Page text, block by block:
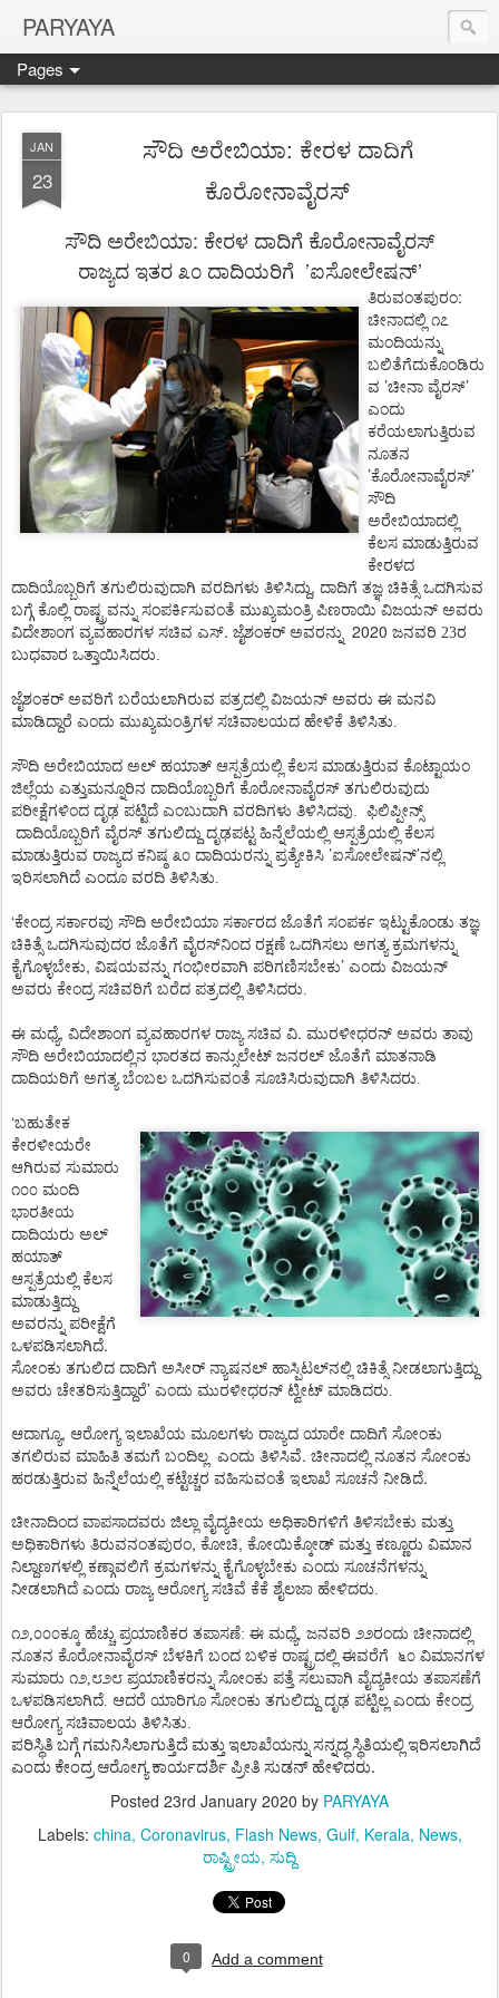
PARYAYA
Pages
JAN
23
ಸೌದಿ ಅರೇಬಿಯಾ: ಕೇರಳ ದಾದಿಗೆ
ಕೊರೋನಾವೈರಸ್
ಸೌದಿ ಅರೇಬಿಯಾ: ಕೇರಳ ದಾದಿಗೆ ಕೊರೋನಾವೈರಸ್
ರಾಜ್ಯದ ಇತರ ೩೦ ದಾದಿಯರಿಗೆ ’ಐಸೋಲೇಷನ್’
ತಿರುವಂತಪುರಂ:
ಚೀನಾದಲ್ಲಿ ೧೭
ಮಂದಿಯನ್ನು
ಬಲಿತೆಗೆದುಕೊಂಡಿರು
ವ ’ಚೀನಾ ವೈರಸ್’
ಎಂದು
ಕರೆಯಲಾಗುತ್ತಿರುವ
ನೂತನ
’ಕೊರೋನಾವೈರಸ್’
ಸೌದಿ
ಅರೇಬಿಯಾದಲ್ಲಿ
ಕೆಲಸ ಮಾಡುತ್ತಿರುವ
ಕೇರಳದ
ದಾದಿಯೊಬ್ಬರಿಗೆ ತಗುಲಿರುವುದಾಗಿ ವರದಿಗಳು ತಿಳಿಸಿದ್ದು, ದಾದಿಗೆ ತಜ್ಞ ಚಿಕಿತ್ಸೆ ಒದಗಿಸುವ
ಬಗ್ಗೆ ಕೊಲ್ಲಿ ರಾಷ್ಟ್ರವನ್ನು ಸಂಪರ್ಕಿಸುವಂತೆ ಮುಖ್ಯಮಂತ್ರಿ ಪಿಣರಾಯಿ ವಿಜಯನ್ ಅವರು
ವಿದೇಶಾಂಗ ವ್ಯವಹಾರಗಳ ಸಚಿವ ಎಸ್. ಜೈಶಂಕರ್ ಅವರನ್ನು 2020 ಜನವರಿ 23ರ
ಬುಧವಾರ ಒತ್ತಾಯಿಸಿದರು.
ಜೈಶಂಕರ್ ಅವರಿಗೆ ಬರೆಯಲಾಗಿರುವ ಪತ್ರದಲ್ಲಿ ವಿಜಯನ್ ಅವರು ಈ ಮನವಿ
ಮಾಡಿದ್ದಾರೆ ಎಂದು ಮುಖ್ಯಮಂತ್ರಿಗಳ ಸಚಿವಾಲಯದ ಹೇಳಿಕೆ ತಿಳಿಸಿತು.
ಸೌದಿ ಅರೇಬಿಯಾದ ಅಲ್ ಹಯಾತ್ ಆಸ್ಪತ್ರೆಯಲ್ಲಿ ಕೆಲಸ ಮಾಡುತ್ತಿರುವ ಕೊಟ್ಟಾಯಂ
ಜಿಲ್ಲೆಯ ಎತ್ತುಮನ್ನೂರಿನ ದಾದಿಯೊಬ್ಬರಿಗೆ ಕೊರೋನಾವೈರಸ್ ತಗುಲಿರುವುದು
ಪರೀಕ್ಷೆಗಳಿಂದ ದೃಢ ಪಟ್ಟಿದೆ ಎಂಬುದಾಗಿ ವರದಿಗಳು ತಿಳಿಸಿದವು. ಫಿಲಿಪ್ಪೀನ್ಸ್
ದಾದಿಯೊಬ್ಬರಿಗೆ ವೈರಸ್ ತಗುಲಿದ್ದು ದೃಢಪಟ್ಟ ಹಿನ್ನೆಲೆಯಲ್ಲಿ ಆಸ್ಪತ್ರೆಯಲ್ಲಿ ಕೆಲಸ
ಮಾಡುತ್ತಿರುವ ರಾಜ್ಯದ ಕನಿಷ್ಠ ೩೦ ದಾದಿಯರನ್ನು ಪ್ರತ್ಯೇಕಿಸಿ ’ಐಸೋಲೇಷನ್’ನಲ್ಲಿ
ಇರಿಸಲಾಗಿದೆ ಎಂದೂ ವರದಿ ತಿಳಿಸಿತು.
‘ಕೇಂದ್ರ ಸರ್ಕಾರವು ಸೌದಿ ಅರೇಬಿಯಾ ಸರ್ಕಾರದ ಜೊತೆಗೆ ಸಂಪರ್ಕ ಇಟ್ಟುಕೊಂಡು ತಜ್ಞ
ಚಿಕಿತ್ಸೆ ಒದಗಿಸುವುದರ ಜೊತೆಗೆ ವೈರಸ್ನಿಂದ ರಕ್ಷಣೆ ಒದಗಿಸಲು ಅಗತ್ಯ ಕ್ರಮಗಳನ್ನು
ಕೈಗೊಳ್ಳಬೇಕು, ವಿಷಯವನ್ನು ಗಂಭೀರವಾಗಿ ಪರಿಗಣಿಸಬೇಕು’ ಎಂದು ವಿಜಯನ್
ಅವರು ಕೇಂದ್ರ ಸಚಿವರಿಗೆ ಬರೆದ ಪತ್ರದಲ್ಲಿ ತಿಳಿಸಿದರು.
ಈ ಮಧ್ಯೆ, ವಿದೇಶಾಂಗ ವ್ಯವಹಾರಗಳ ರಾಜ್ಯ ಸಚಿವ ವಿ. ಮುರಳೀಧರನ್ ಅವರು ತಾವು
ಸೌದಿ ಅರೇಬಿಯಾದಲ್ಲಿನ ಭಾರತದ ಕಾನ್ಸುಲೇಟ್ ಜನರಲ್ ಜೊತೆಗೆ ಮಾತನಾಡಿ
ದಾದಿಯರಿಗೆ ಅಗತ್ಯ ಬೆಂಬಲ ಒದಗಿಸುವಂತೆ ಸೂಚಿಸಿರುವುದಾಗಿ ತಿಳಿಸಿದರು.
‘ಬಹುತೇಕ
ಕೇರಳೀಯರೇ
ಆಗಿರುವ ಸುಮಾರು
೧೦೦ ಮಂದಿ
ಭಾರತೀಯ
ದಾದಿಯರು ಅಲ್
ಹಯಾತ್
ಆಸ್ಪತ್ರೆಯಲ್ಲಿ ಕೆಲಸ
ಮಾಡುತ್ತಿದ್ದು
ಅವರನ್ನು ಪರೀಕ್ಷೆಗೆ
ಒಳಪಡಿಸಲಾಗಿದೆ.
ಸೋಂಕು ತಗುಲಿದ ದಾದಿಗೆ ಅಸೀರ್ ನ್ಯಾಷನಲ್ ಹಾಸ್ಪಿಟಲ್ನಲ್ಲಿ ಚಿಕಿತ್ಸೆ ನೀಡಲಾಗುತ್ತಿದ್ದು
ಅವರು ಚೇತರಿಸುತ್ತಿದ್ದಾರೆ’ ಎಂದು ಮುರಳೀಧರನ್ ಟ್ವೀಟ್ ಮಾಡಿದರು.
ಆದಾಗ್ಯೂ, ಆರೋಗ್ಯ ಇಲಾಖೆಯ ಮೂಲಗಳು ರಾಜ್ಯದ ಯಾರೇ ದಾದಿಗೆ ಸೋಂಕು
ತಗಲಿರುವ ಮಾಹಿತಿ ತಮಗೆ ಬಂದಿಲ್ಲ ಎಂದು ತಿಳಿಸಿವೆ. ಚೀನಾದಲ್ಲಿ ನೂತನ ಸೋಂಕು
ಹರಡುತ್ತಿರುವ ಹಿನ್ನೆಲೆಯಲ್ಲಿ ಕಟ್ಟೆಚ್ಚರ ವಹಿಸುವಂತೆ ಇಲಾಖೆ ಸೂಚನೆ ನೀಡಿದೆ.
ಚೀನಾದಿಂದ ವಾಪಸಾದವರು ಜಿಲ್ಲಾ ವೈದ್ಯಕೀಯ ಅಧಿಕಾರಿಗಳಿಗೆ ತಿಳಿಸಬೇಕು ಮತ್ತು
ಅಧಿಕಾರಿಗಳು ತಿರುವನಂತಪುರಂ, ಕೋಚಿ, ಕೋಯಿಕ್ಕೋಡ್ ಮತ್ತು ಕಣ್ಣೂರು ವಿಮಾನ
ನಿಲ್ದಾಣಗಳಲ್ಲಿ ಕಣ್ಗಾವಲಿಗೆ ಕ್ರಮಗಳನ್ನು ಕೈಗೊಳ್ಳಬೇಕು ಎಂದು ಸೂಚನೆಗಳನ್ನು
ನೀಡಲಾಗಿದೆ ಎಂದು ರಾಜ್ಯ ಆರೋಗ್ಯ ಸಚಿವೆ ಕೆಕೆ ಶೈಲಜಾ ಹೇಳಿದರು.
೧೨,೦೦೦ಕ್ಕೂ ಹೆಚ್ಚು ಪ್ರಯಾಣಿಕರ ತಪಾಸಣೆ: ಈ ಮಧ್ಯೆ, ಜನವರಿ ೨೨ರಂದು ಚೀನಾದಲ್ಲಿ
ನೂತನ ಕೊರೋನಾವೈರಸ್ ಬೆಳಕಿಗೆ ಬಂದ ಬಳಿಕ ರಾಷ್ಟ್ರದಲ್ಲಿ ಈವರೆಗೆ ೬೦ ವಿಮಾನಗಳ
ಸುಮಾರು ೧೨,೮೨೮ ಪ್ರಯಾಣಿಕರನ್ನು ಸೋಂಕು ಪತ್ತೆ ಸಲುವಾಗಿ ವೈದ್ಯಕೀಯ ತಪಾಸಣೆಗೆ
ಒಳಪಡಿಸಲಾಗಿದೆ. ಆದರೆ ಯಾರಿಗೂ ಸೋಂಕು ತಗುಲಿದ್ದು ದೃಢ ಪಟ್ಟಿಲ್ಲ ಎಂದು ಕೇಂದ್ರ
ಆರೋಗ್ಯ ಸಚಿವಾಲಯ ತಿಳಿಸಿತು.
ಪರಿಸ್ಥಿತಿ ಬಗ್ಗೆಗಮನಿಸಿಲಾಗುತ್ತಿದೆ ಮತ್ತುಇಲಾಖೆಯನ್ನು ಸನ್ನದ್ಧ ಸ್ಥಿತಿಯಲ್ಲಿಇರಿಸಲಾಗಿದೆ
ಎಂದು ಕೇಂದ್ರ ಆರೋಗ್ಯ ಕಾರ್ಯದರ್ಶಿಪ್ರೀತಿ ಸುಡನ್ಹೇಳಿದರು.
Posted 23rd January 2020 by PARYAYA
Labels: china Coronavirus Flash News Gulf Kerala News
ರಾಷ್ಟ್ರೀಯ ಸುದ್ದಿ
0 Add a comment